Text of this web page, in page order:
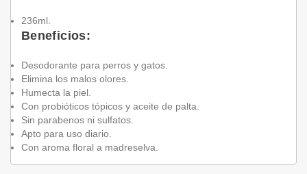
236ml.
Beneficios:
Desodorante para perros y gatos.
Elimina los malos olores.
Humecta la piel.
Con probióticos tópicos y aceite de palta.
Sin parabenos ni sulfatos.
Apto para uso diario.
Con aroma floral a madreselva.